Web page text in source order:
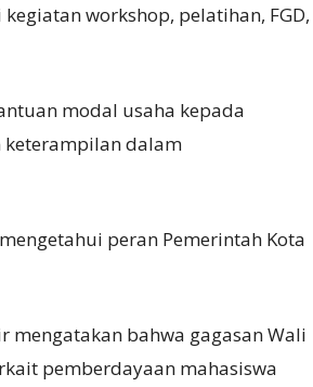
workshop, pelatihan, FGD,
modal usaha kepada
keterampilan dalam
peran Pemerintah Kota
mengatakan bahwa gagasan Wali
pemberdayaan mahasiswa